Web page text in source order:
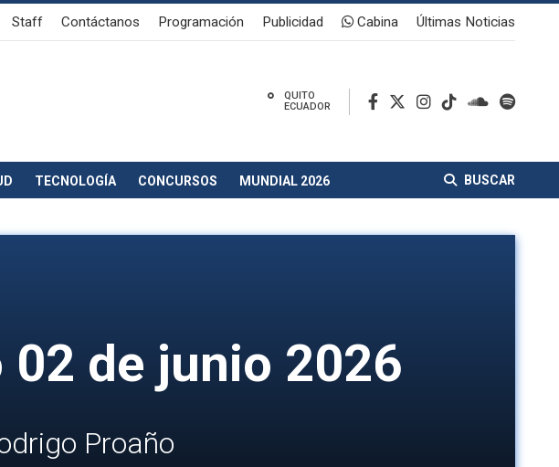
Staff Contáctanos Programación Publicidad Cabina Últimas Noticias
°
QUITO
ECUADOR
TECNOLOGÍA CONCURSOS MUNDIAL 2026 BUSCAR
02 de junio 2026
Proaño